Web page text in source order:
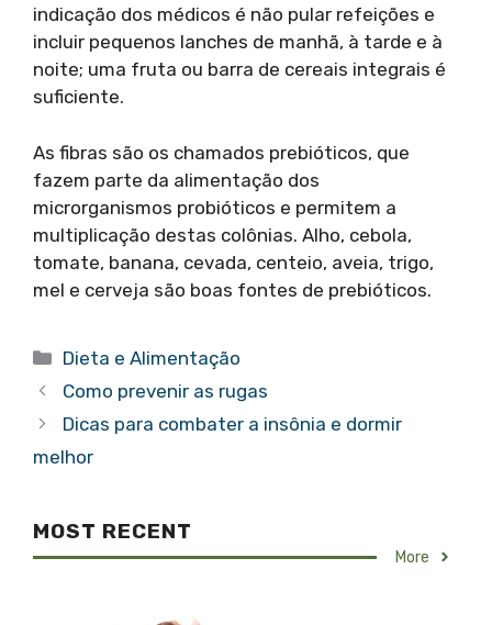
indicação dos médicos é não pular refeições e
incluir pequenos lanches de manhã, à tarde e à
noite; uma fruta ou barra de cereais integrais é
suficiente.
As fibras são os chamados prebióticos, que
fazem parte da alimentação dos
microrganismos probióticos e permitem a
multiplicação destas colônias. Alho, cebola,
tomate, banana, cevada, centeio, aveia, trigo,
mel e cerveja são boas fontes de prebióticos.
Categorias
Dieta e Alimentação
Como prevenir as rugas
Dicas para combater a insônia e dormir
melhor
MOST RECENT
More